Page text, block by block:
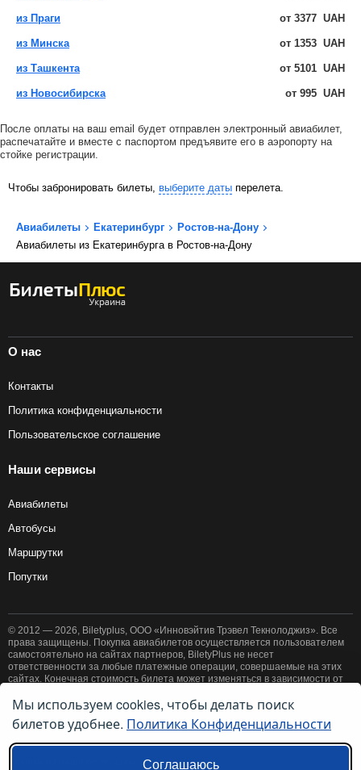
из Праги от 3377 UAH
из Минска от 1353 UAH
из Ташкента от 5101 UAH
из Новосибирска от 995 UAH
После оплаты на ваш email будет отправлен электронный авиабилет,
распечатайте и вместе с паспортом предъявите его в аэропорту на
стойке регистрации.
Чтобы забронировать билеты, выберите даты перелета.
Авиабилеты Екатеринбург
Ростов-на-Дону
Авиабилеты из Екатеринбурга в Ростов-на-Дону
О нас
Контакты
Политика конфиденциальности
Пользовательское соглашение
Наши сервисы
Авиабилеты
Автобусы
Маршрутки
Попутки
© 2012 — 2026, Biletyplus, ООО «Инновэйтив Трэвел Текнолоджиз». Все
права защищены. Покупка авиабилетов осуществляется пользователем
самостоятельно на сайтах партнеров, BiletyPlus не несет
ответственности за любые платежные операции, совершаемые на этих
сайтах. Конечная стоимость билета может изменяться в зависимости от
принятие правилпользовательского соглашенияи политики
конфиденциальности
Ссылки на наши региональные сайты:
Мы используем cookies, чтобы делать поиск
билетов удобнее. Политика Конфиденциальности
Соглашаюсь